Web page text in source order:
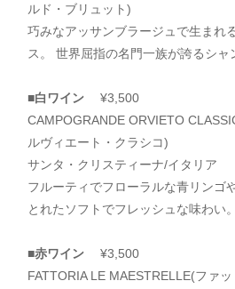
ルド・ブリュット)
巧みなアッサンブラージュで生まれ
ス。 世界屈指の名門一族が誇るシャ
■白ワイン ¥3,500
CAMPOGRANDE ORVIETO
ルヴィエート・クラシコ)
サンタ・クリスティーナ/イタリア
フルーティでフローラルな青リンゴ
とれたソフトでフレッシュな味わい。
■赤ワイン ¥3,500
FATTORIA LE MAESTRELLE(ファ